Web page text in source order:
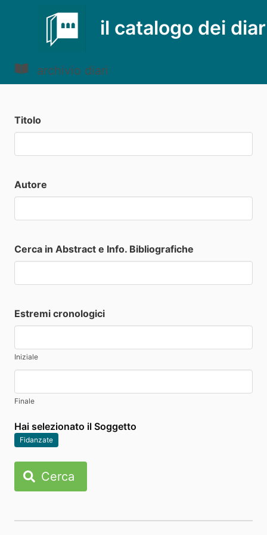
il catalogo dei
archivio diari
Titolo
Autore
Cerca in Abstract e Info. Bibliografiche
Estremi cronologici
Iniziale
Finale
Hai selezionato il Soggetto
Fidanzate
Cerca